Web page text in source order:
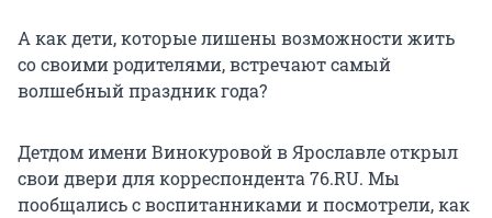
А как дети, которые лишены возможности жить
со своими родителями, встречают самый
волшебный праздник года?
Детдом имени Винокуровой в Ярославле открыл
свои двери для корреспондента 76.RU. Мы
пообщались с воспитанниками и посмотрели, как